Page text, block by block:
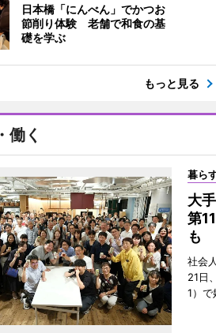
日本橋「にんべん」でかつお
節削り体験 老舗で和食の基
礎を学ぶ
もっと見る
働く
暮ら
大
第
も
社会
21日
1）で